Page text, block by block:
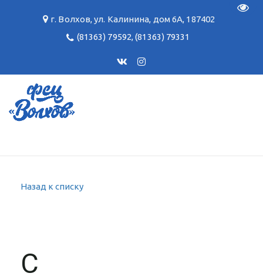
г. Волхов,ул. Калинина, дом 6А, 187402
(81363) 79592,(81363) 79331
Назад к списку
С